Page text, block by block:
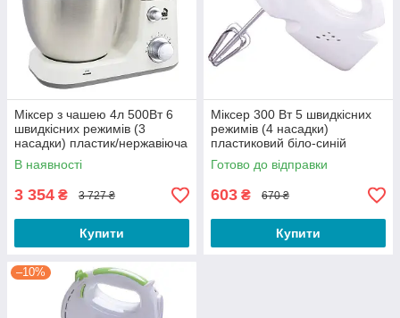
Міксер з чашею 4л 500Вт 6
швидкісних режимів (3
насадки) пластик/нержавіюча
сталь Maestro
В наявності
3 354 ₴ 3 727 ₴
Купити
Міксер 300 Вт 5 швидкісних
режимів (4 насадки)
пластиковий біло-синій
Maestro
Готово до відправки
603 ₴ 670 ₴
Купити
–10%